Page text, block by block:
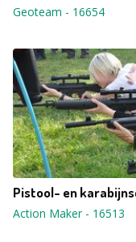
Geoteam - 16654
Pistool- en
Action Maker- 16513